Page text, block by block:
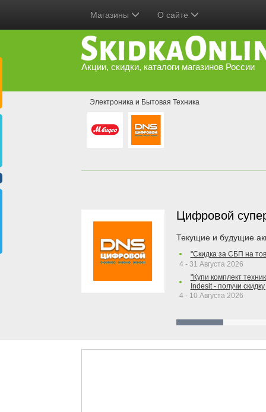
Магазины О сайте
Акции, скидки, каталоги магазинов России
Электроника и Бытовая Техника
Цифровой
Текущие и будущие
"Скидка за СБП на
4 - 31 Августа 2026
"Купи комплект
Indesit - получи
4 - 10 Августа 2026